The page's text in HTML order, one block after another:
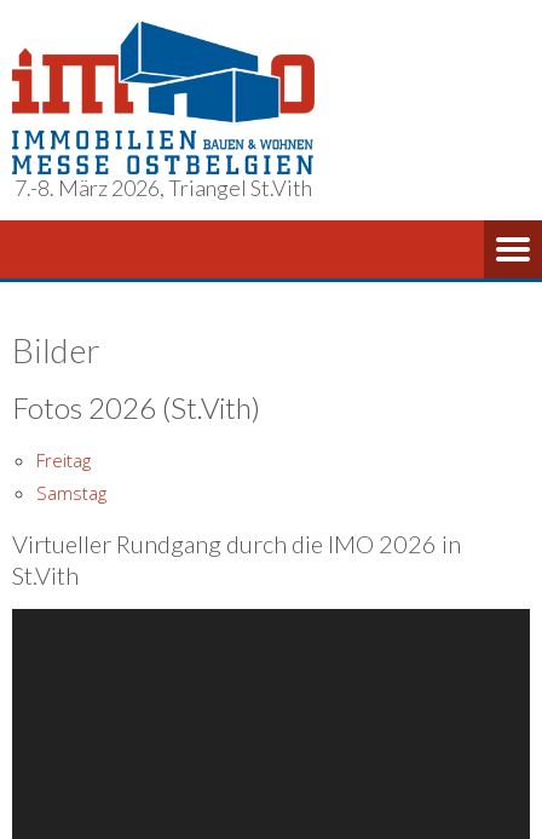
7.-8. März 2026, Triangel St.Vith
Bilder
Fotos 2026 (St.Vith)
Freitag
Samstag
Virtueller Rundgang durch die IMO 2026 in
St.Vith